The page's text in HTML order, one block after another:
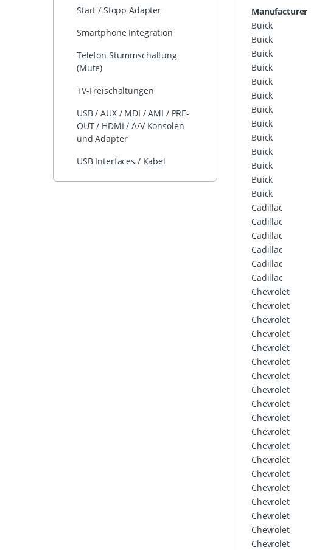
Start / Stopp Adapter
Smartphone Integration
Telefon Stummschaltung
(Mute)
TV-Freischaltungen
USB / AUX / MDI / AMI / PRE-
OUT / HDMI / A/V Konsolen
und Adapter
USB Interfaces / Kabel
Manufacturer
Buick
Buick
Buick
Buick
Buick
Buick
Buick
Buick
Buick
Buick
Buick
Buick
Buick
Cadillac
Cadillac
Cadillac
Cadillac
Cadillac
Cadillac
Chevrolet
Chevrolet
Chevrolet
Chevrolet
Chevrolet
Chevrolet
Chevrolet
Chevrolet
Chevrolet
Chevrolet
Chevrolet
Chevrolet
Chevrolet
Chevrolet
Chevrolet
Chevrolet
Chevrolet
Chevrolet
Chevrolet